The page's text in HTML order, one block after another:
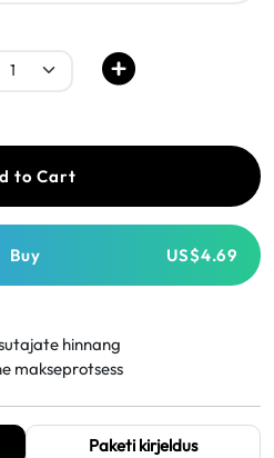
to Cart
Buy US$4.69
hinnang
makseprotsess
Paketi kirjeldus